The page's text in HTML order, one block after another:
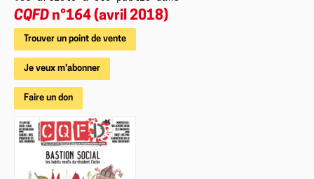
CQFD n°164 (avril 2018)
Trouver un point de vente
Je veux m'abonner
Faire un don